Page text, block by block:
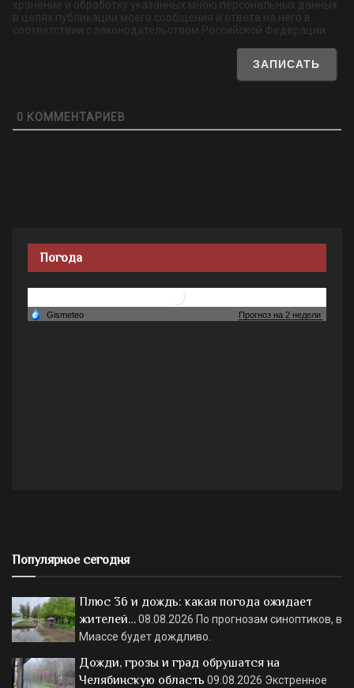
хранение и обработку указанных мною персональных данных
в целях публикации моего сообщения и ответа на него в
соответствии с законодательством Российской Федерации.
0 КОММЕНТАРИЕВ
Погода
Популярное сегодня
Плюс 36 и дождь: какая погода ожидает
жителей…08.08.2026 По прогнозам синоптиков, в
Миассе будет дождливо.
Дожди, грозы и град обрушатся на
Челябинскую область 09.08.2026 Экстренное